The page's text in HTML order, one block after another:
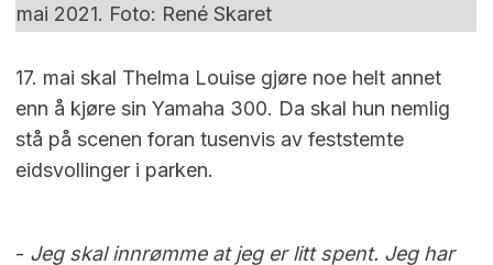
mai 2021. Foto: René Skaret
17. mai skal Thelma Louise gjøre noe helt annet
enn å kjøre sin Yamaha 300. Da skal hun nemlig
stå på scenen foran tusenvis av feststemte
eidsvollinger i parken.
- Jeg skal innrømme at jeg er litt spent. Jeg har